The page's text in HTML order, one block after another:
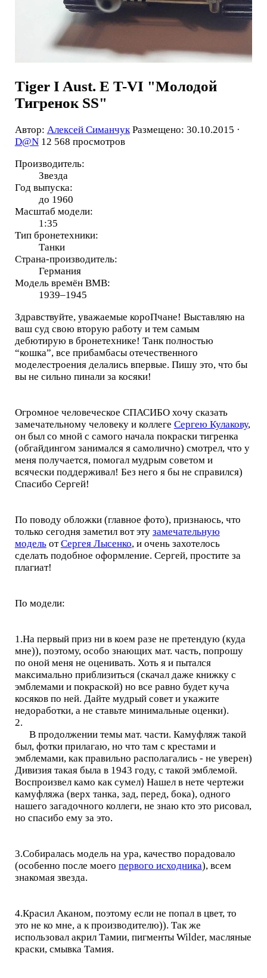
Tiger I Aust. E T-VI "Молодой
Тигренок SS"
Автор: Алексей Симанчук Размещено: 30.10.2015 ·
D@N 12 568 просмотров
Производитель:
Звезда
Год выпуска:
до 1960
Масштаб модели:
1:35
Тип бронетехники:
Танки
Страна-производитель:
Германия
Модель времён ВМВ:
1939–1945
Здравствуйте, уважаемые короПчане! Выставляю на
ваш суд свою вторую работу и тем самым
дебютирую в бронетехнике! Танк полностью
“кошка”, все прибамбасы отечественного
моделестроения делались впервые. Пишу это, что бы
вы не сильно пинали за косяки!
Огромное человеческое СПАСИБО хочу сказать
замечательному человеку и коллеге Сергею Кулакову,
он был со мной с самого начала покраски тигренка
(обгайдингом занимался я самолично) смотрел, что у
меня получается, помогал мудрым советом и
всячески поддерживал! Без него я бы не справился)
Спасибо Сергей!
По поводу обложки (главное фото), признаюсь, что
только сегодня заметил вот эту замечательную
модельотСергея Лысенко, и очень захотелось
сделать подобное оформление. Сергей, простите за
плагиат!
По модели:
1.На первый приз ни в коем разе не претендую (куда
мне)), поэтому, особо знающих мат. часть, попрошу
по оной меня не оценивать. Хоть я и пытался
максимально приблизиться (скачал даже книжку с
эмблемами и покраской) но все равно будет куча
косяков по ней. Дайте мудрый совет и укажите
недоработки, а не ставьте минимальные оценки).
2.
В продолжении темы мат. части. Камуфляж такой
был, фотки прилагаю, но что там с крестами и
эмблемами, как правильно располагались - не уверен)
Дивизия такая была в 1943 году, с такой эмблемой.
Воспроизвел камо как сумел) Нашел в нете чертежи
камуфляжа (верх танка, зад, перед, бока), одного
нашего загадочного коллеги, не знаю кто это рисовал,
но спасибо ему за это.
3.Собиралась модель на ура, качество порадовало
(особенно после моего первого исходника), всем
знакомая звезда.
4.Красил Аканом, поэтому если не попал в цвет, то
это не ко мне, а к производителю)). Так же
использовал акрил Тамии, пигменты Wilder, масляные
краски, смывка Тамия.